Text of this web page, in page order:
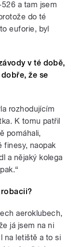
a tam jsem
do té
euforie, byl
v té době,
že se
rozhodujícím
K tomu patřil
pomáhali,
finesy, naopak
a nějaký kolega
aeroklubech,
já jsem na ni
na letiště a to si